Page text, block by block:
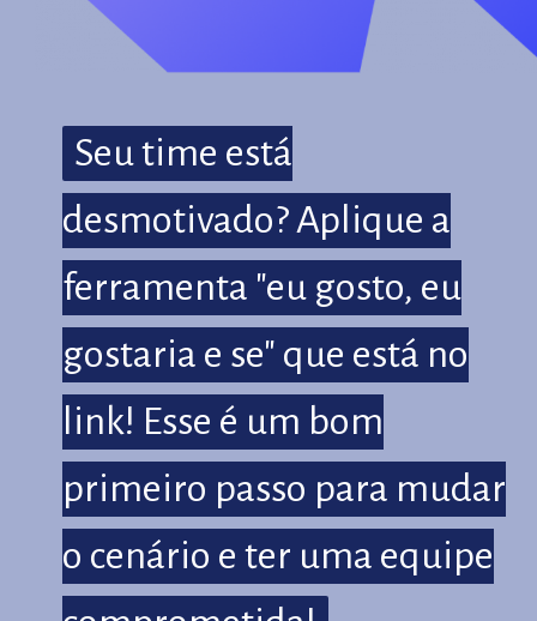
Seu time está
desmotivado? Aplique a
ferramenta "eu gosto, eu
gostaria e se" que está no
link! Esse é um bom
primeiro passo para mudar
o cenário e ter uma equipe
Seu time está
desmotivado? Aplique a
ferramenta "eu gosto, eu
gostaria e se" que está no
link! Esse é um bom
primeiro passo para mudar
o cenário e ter uma equipe